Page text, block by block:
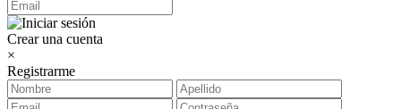
Crear una cuenta
×
Registrarme